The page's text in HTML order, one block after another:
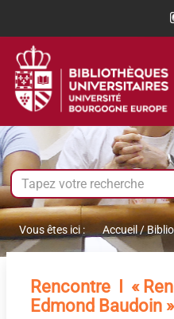
Vous êtes ici :
Accueil /
Rencontre I «
Edmond Baudoin »